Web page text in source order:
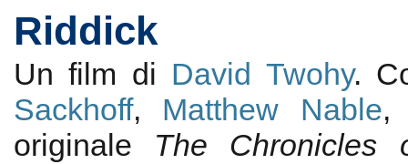
Riddick
Un film di David Twohy.
Sackhoff, Matthew Nable
originale The Chronicles